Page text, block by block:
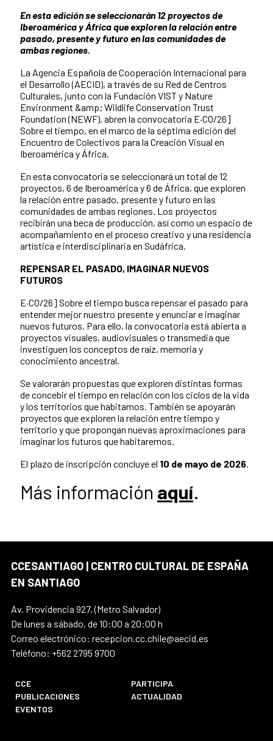
En esta edición se seleccionarán 12 proyectos de
Iberoamérica y África que exploren la relación entre
pasado, presente y futuro en las comunidades de
ambas regiones.
La Agencia Española de Cooperación Internacional para
el Desarrollo (AECID), a través de su Red de Centros
Culturales, junto con la Fundación VIST y Nature
Environment &amp; Wildlife Conservation Trust
Foundation (NEWF), abren la convocatoria E·CO/26]
Sobre el tiempo, en el marco de la séptima edición del
Encuentro de Colectivos para la Creación Visual en
Iberoamérica y África.
En esta convocatoria se seleccionará un total de 12
proyectos, 6 de Iberoamérica y 6 de África, que exploren
la relación entre pasado, presente y futuro en las
comunidades de ambas regiones. Los proyectos
recibirán una beca de producción, así como un espacio de
acompañamiento en el proceso creativo y una residencia
artística e interdisciplinaria en Sudáfrica.
REPENSAR EL PASADO, IMAGINAR NUEVOS
FUTUROS
E·CO/26] Sobre el tiempo busca repensar el pasado para
entender mejor nuestro presente y enunciar e imaginar
nuevos futuros. Para ello, la convocatoria está abierta a
proyectos visuales, audiovisuales o transmedia que
investiguen los conceptos de raíz, memoria y
conocimiento ancestral.
Se valorarán propuestas que exploren distintas formas
de concebir el tiempo en relación con los ciclos de la vida
y los territorios que habitamos. También se apoyarán
proyectos que exploren la relación entre tiempo y
territorio y que propongan nuevas aproximaciones para
imaginar los futuros que habitaremos.
El plazo de inscripción concluye el 10 de mayo de 2026.
Más información aquí.
CCESANTIAGO | CENTRO CULTURAL DE ESPAÑA
EN SANTIAGO
Av. Providencia 927, (Metro Salvador)
De lunes a sábado, de 10:00 a 20:00 h
Correo electrónico: recepcion.cc.chile@aecid.es
Teléfono: +562 2795 9700
CCE
PARTICIPA
PUBLICACIONES
ACTUALIDAD
EVENTOS